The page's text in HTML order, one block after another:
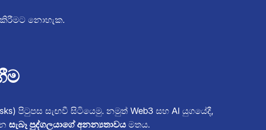
නොහැක.
පිටුපස සැඟවී සිටියෙමු. නමුත් Web3 සහ AI යුගයේදී,
සැබෑ පුද්ගලයාගේ අනන්‍යතාවය මතය.